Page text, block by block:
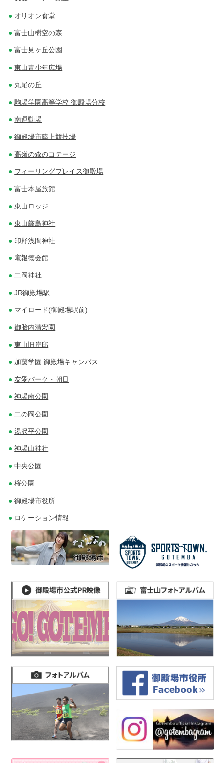
ョ
ン
オリオン食堂
富士山樹空の森
富士見ヶ丘公園
東山青少年広場
丸尾の丘
駒場学園高等学校 御殿場分校
南運動場
御殿場市陸上競技場
高嶺の森のコテージ
フィーリングプレイス御殿場
富士本屋旅館
東山ロッジ
東山厳島神社
印野浅間神社
竃報徳会館
二岡神社
JR御殿場駅
マイロード(御殿場駅前)
御胎内清宏園
東山旧岸邸
加藤学園 御殿場キャンパス
友愛パーク・朝日
神場南公園
二の岡公園
湯沢平公園
神場山神社
中央公園
桜公園
御殿場市役所
ロケーション情報